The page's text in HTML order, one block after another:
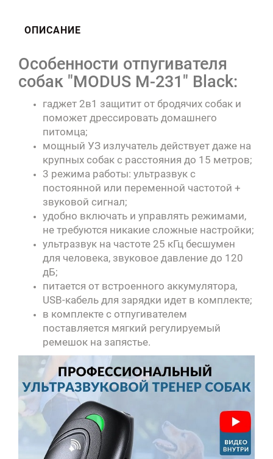
ОПИСАНИЕ
Особенности отпугивателя
собак "MODUS М-231" Black:
гаджет 2в1 защитит от бродячих собак и
поможет дрессировать домашнего
питомца;
мощный УЗ излучатель действует даже на
крупных собак с расстояния до 15 метров;
3 режима работы: ультразвук с
постоянной или переменной частотой +
звуковой сигнал;
удобно включать и управлять режимами,
не требуются никакие сложные настройки;
ультразвук на частоте 25 кГц бесшумен
для человека, звуковое давление до 120
дБ;
питается от встроенного аккумулятора,
USB-кабель для зарядки идет в комплекте;
в комплекте с отпугивателем
поставляется мягкий регулируемый
ремешок на запястье.